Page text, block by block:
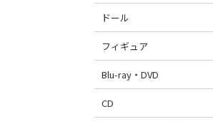
ドール
フィギュア
Blu-ray・DVD
CD